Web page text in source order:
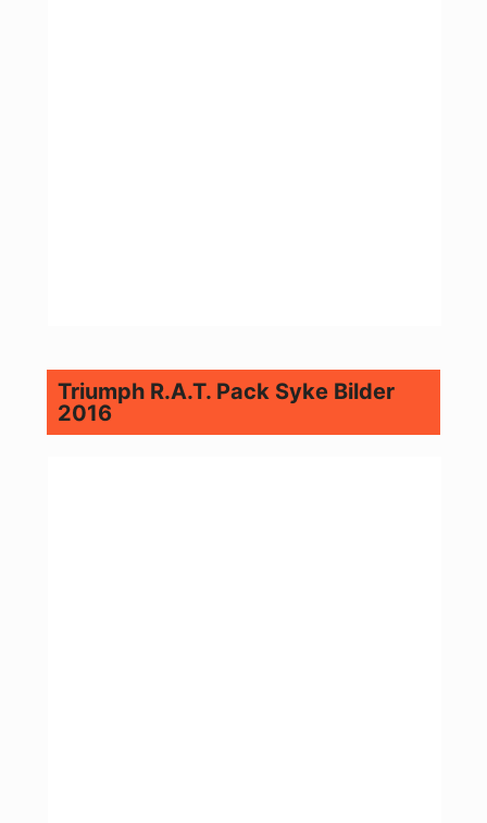
Triumph R.A.T. Pack Syke Bilder
2016